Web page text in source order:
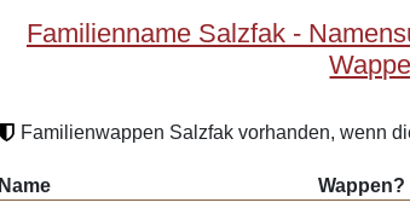
Familienname Salzfak -
Familienwappen Salzfak vorhanden, wenn
Name Wappen?